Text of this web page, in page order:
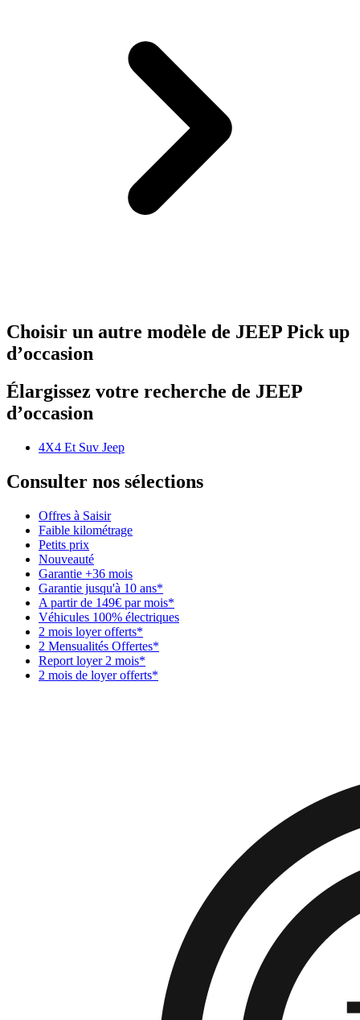
Choisir un autre modèle de JEEP Pick up
d’occasion
Élargissez votre recherche de JEEP
d’occasion
4X4 Et Suv Jeep
Consulter nos sélections
Offres à Saisir
Faible kilométrage
Petits prix
Nouveauté
Garantie +36 mois
Garantie jusqu'à 10 ans*
A partir de 149€ par mois*
Véhicules 100% électriques
2 mois loyer offerts*
2 Mensualités Offertes*
Report loyer 2 mois*
2 mois de loyer offerts*